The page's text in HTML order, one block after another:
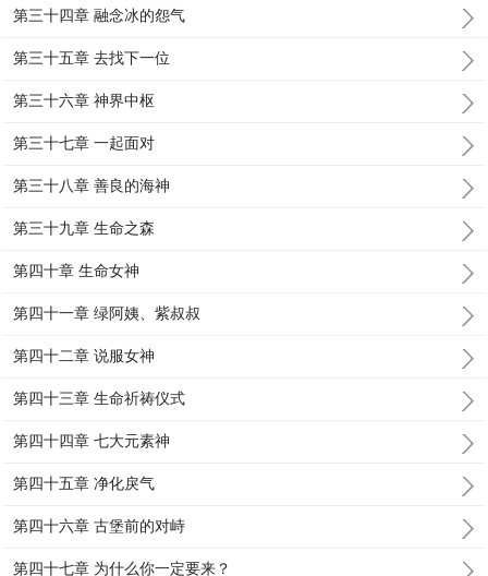
第三十四章 融念冰的怨气
第三十五章 去找下一位
第三十六章 神界中枢
第三十七章 一起面对
第三十八章 善良的海神
第三十九章 生命之森
第四十章 生命女神
第四十一章 绿阿姨、紫叔叔
第四十二章 说服女神
第四十三章 生命祈祷仪式
第四十四章 七大元素神
第四十五章 净化戾气
第四十六章 古堡前的对峙
第四十七章 为什么你一定要来？